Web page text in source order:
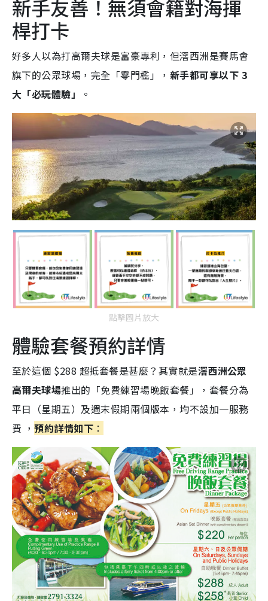
新手友善！無須會籍對海揮
桿打卡
好多人以為打高爾夫球是富豪專利，但滘西洲是賽馬會
旗下的公眾球場，完全「零門檻」， 新手都可享以下 3
大「必玩體驗」
。
點擊圖片放大
體驗套餐預約詳情
至於這個 $288 超抵套餐是甚麼？其實就是滘西洲公眾
高爾夫球場推出的「免費練習場晚飯套餐」，套餐分為
平日（星期五）及週末假期兩個版本，均不設加一服務
費 ，預約詳情如下 ：